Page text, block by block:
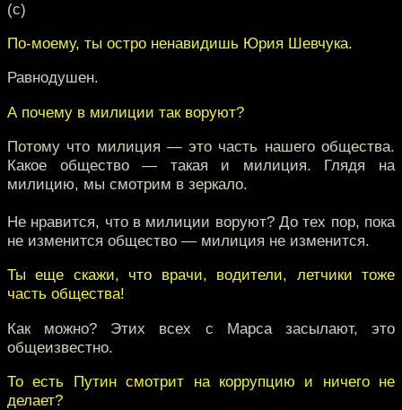
(с)
По-моему, ты остро ненавидишь Юрия Шевчука.
Равнодушен.
А почему в милиции так воруют?
Потому что милиция — это часть нашего общества.
Какое общество — такая и милиция. Глядя на
милицию, мы смотрим в зеркало.
Не нравится, что в милиции воруют? До тех пор, пока
не изменится общество — милиция не изменится.
Ты еще скажи, что врачи, водители, летчики тоже
часть общества!
Как можно? Этих всех с Марса засылают, это
общеизвестно.
То есть Путин смотрит на коррупцию и ничего не
делает?